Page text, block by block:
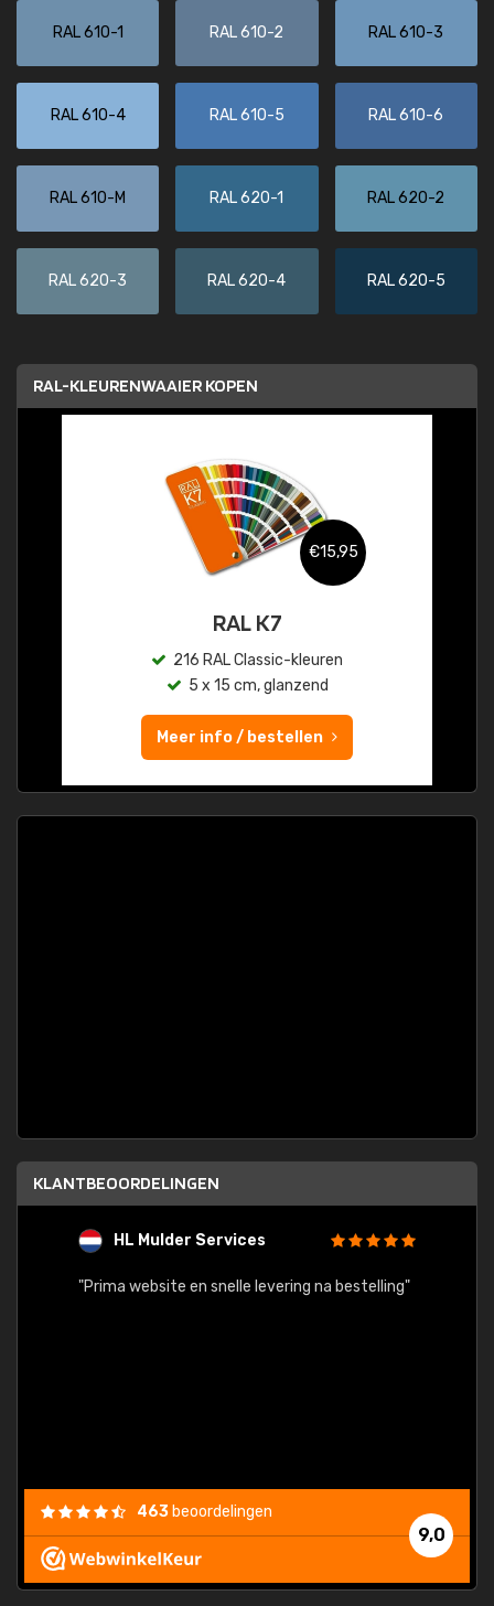
RAL 610-1 RAL 610-2 RAL 610-3
RAL 610-4 RAL 610-5 RAL 610-6
RAL 610-M RAL 620-1 RAL 620-2
RAL 620-3 RAL 620-4 RAL 620-5
RAL-KLEURENWAAIER KOPEN
€15,95
RAL K7
216 RAL Classic-kleuren
5 x 15 cm, glanzend
Meer info / bestellen
KLANTBEOORDELINGEN
HL Mulder Services
"Prima website en snelle levering na bestelling"
9,0
463 beoordelingen